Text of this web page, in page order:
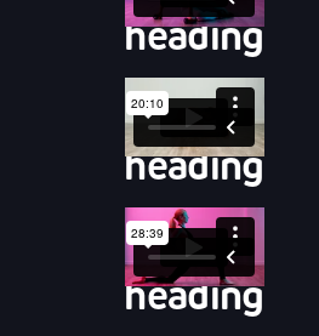
heading
heading
heading